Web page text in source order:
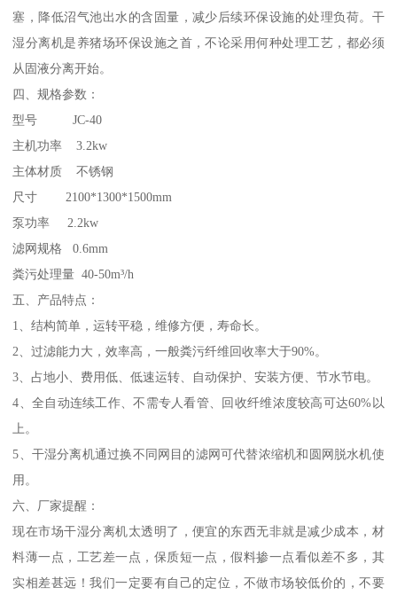
塞，降低沼气池出水的含固量，减少后续环保设施的处理负荷。干
湿分离机是养猪场环保设施之首，不论采用何种处理工艺，都必须
从固液分离开始。
四、规格参数：
型号 JC-40
主机功率 3.2kw
主体材质 不锈钢
尺寸 2100*1300*1500mm
泵功率 2.2kw
滤网规格 0.6mm
粪污处理量 40-50m³/h
五、产品特点：
1、结构简单，运转平稳，维修方便，寿命长。
2、过滤能力大，效率高，一般粪污纤维回收率大于90%。
3、占地小、费用低、低速运转、自动保护、安装方便、节水节电。
4、全自动连续工作、不需专人看管、回收纤维浓度较高可达60%以
上。
5、干湿分离机通过换不同网目的滤网可代替浓缩机和圆网脱水机使
用。
六、厂家提醒：
现在市场干湿分离机太透明了，便宜的东西无非就是减少成本，材
料薄一点，工艺差一点，保质短一点，假料掺一点看似差不多，其
实相差甚远！我们一定要有自己的定位，不做市场较低价的，不要